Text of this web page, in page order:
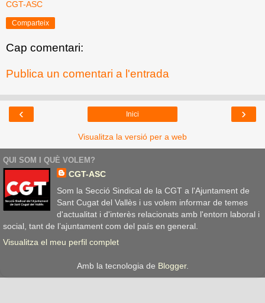
CGT-ASC
Comparteix
Cap comentari:
Publica un comentari a l'entrada
‹ ›
Inici
Visualitza la versió per a web
QUI SOM I QUÈ VOLEM?
CGT-ASC
Som la Secció Sindical de la CGT a l'Ajuntament de
Sant Cugat del Vallès i us volem informar de temes
d'actualitat i d'interès relacionats amb l'entorn laboral i
social, tant de l’ajuntament com del país en general.
Visualitza el meu perfil complet
Amb la tecnologia de Blogger.